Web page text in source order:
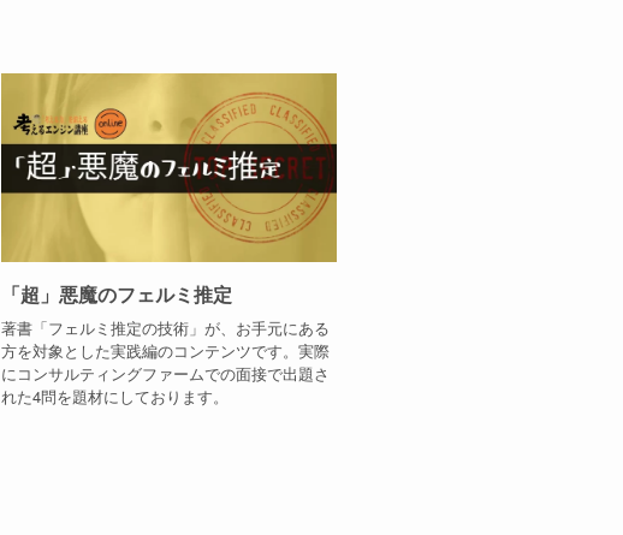
「超」悪魔のフェルミ推定
著書「フェルミ推定の技術」が、お手元にある
方を対象とした実践編のコンテンツです。実際
にコンサルティングファームでの面接で出題さ
れた4問を題材にしております。